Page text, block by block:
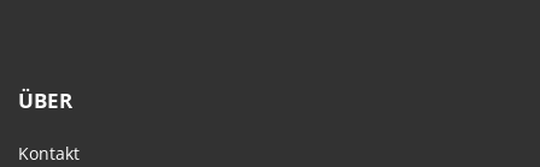
ÜBER
Kontakt